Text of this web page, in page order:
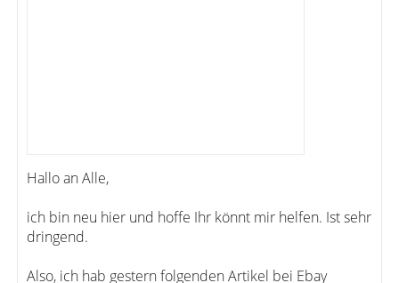
Hallo an Alle,
ich bin neu hier und hoffe Ihr könnt mir helfen. Ist sehr
dringend.
Also, ich hab gestern folgenden Artikel bei Ebay